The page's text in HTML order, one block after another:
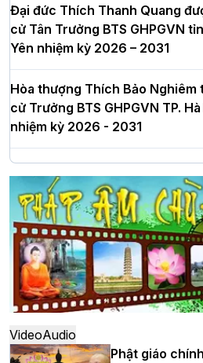
Đại đức Thích Thanh Quang
cử Tân Trưởng BTS GHPGVN
Yên nhiệm kỳ 2026 – 2031
Hòa thượng Thích Bảo Nghiêm
cử Trưởng BTS GHPGVN TP.
nhiệm kỳ 2026 - 2031
Hà Nội: Long trọng lễ khởi
dựng Trung tâm văn hóa Phật
đô
Hà Nội: Ngày tu học cuối cùng
khóa sinh hoạt Phật pháp mùa
thứ XIV tại chùa Bằng
VideoAudio
Phật giáo